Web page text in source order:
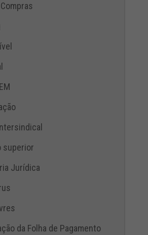
superior
Jurídica
da Folha de Pagamento